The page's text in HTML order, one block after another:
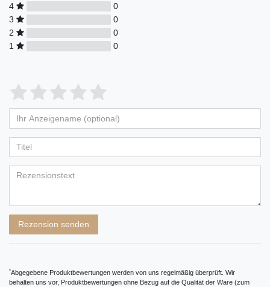
4
0
3
0
2
0
1
0
Bewertungssterne
von
5
Bewertungssternen
4
von
5
Bewertungssternen
3
von
5
Bewertungssternen
2
von
5
Bewertungssternen
1
von
5
Bewertungssternen
Anzeigename
(optional)
Rezension senden
*Abgegebene Produktbewertungen werden von uns regelmäßig überprüft. Wir
behalten uns vor, Produktbewertungen ohne Bezug auf die Qualität der Ware (zum